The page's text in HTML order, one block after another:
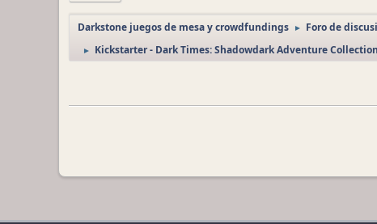
Darkstone juegos de mesa y crowdfundings ► Foro de
► Kickstarter - Dark Times: Shadowdark Adventure Collection